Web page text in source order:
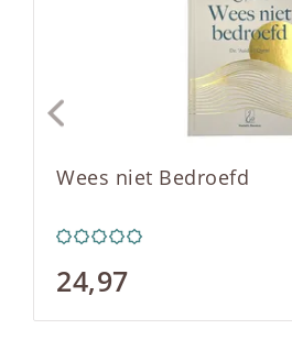
Wees niet Bedroefd
24,97